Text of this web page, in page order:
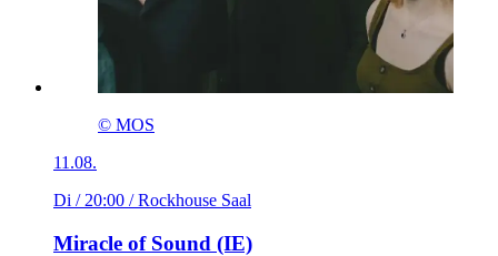
© MOS
11.08.
Di / 20:00 / Rockhouse Saal
Miracle of Sound (IE)